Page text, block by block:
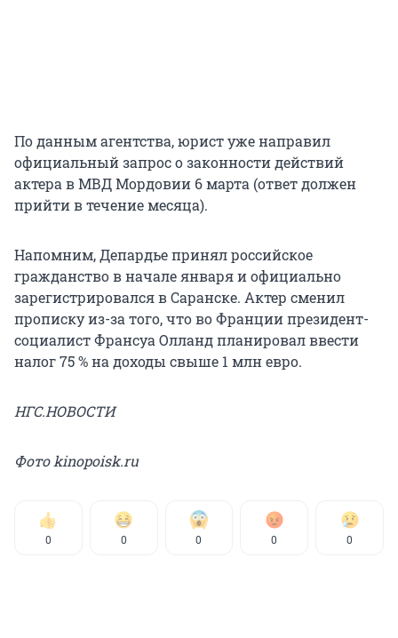
По данным агентства, юрист уже направил
официальный запрос о законности действий
актера в МВД Мордовии 6 марта (ответ должен
прийти в течение месяца).
Напомним, Депардье принял российское
гражданство в начале января и официально
зарегистрировался в Саранске. Актер сменил
прописку из-за того, что во Франции президент-
социалист Франсуа Олланд планировал ввести
налог 75 % на доходы свыше 1 млн евро.
НГС.НОВОСТИ
Фото kinopoisk.ru
0 0 0 0 0